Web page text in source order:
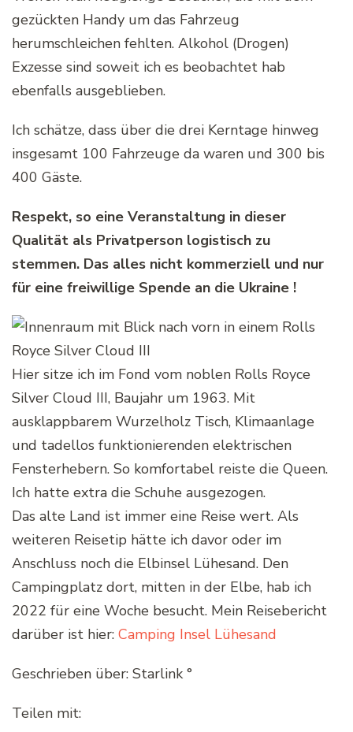
gezückten Handy um das Fahrzeug
herumschleichen fehlten. Alkohol (Drogen)
Exzesse sind soweit ich es beobachtet hab
ebenfalls ausgeblieben.
Ich schätze, dass über die drei Kerntage hinweg
insgesamt 100 Fahrzeuge da waren und 300 bis
400 Gäste.
Respekt, so eine Veranstaltung in dieser
Qualität als Privatperson logistisch zu
stemmen. Das alles nicht kommerziell und nur
für eine freiwillige Spende an die Ukraine !
Hier sitze ich im Fond vom noblen Rolls Royce
Silver Cloud III, Baujahr um 1963. Mit
ausklappbarem Wurzelholz Tisch, Klimaanlage
und tadellos funktionierenden elektrischen
Fensterhebern. So komfortabel reiste die Queen.
Ich hatte extra die Schuhe ausgezogen.
Das alte Land ist immer eine Reise wert. Als
weiteren Reisetip hätte ich davor oder im
Anschluss noch die Elbinsel Lühesand. Den
Campingplatz dort, mitten in der Elbe, hab ich
2022 für eine Woche besucht. Mein Reisebericht
darüber ist hier: Camping Insel Lühesand
Geschrieben über: Starlink °
Teilen mit: